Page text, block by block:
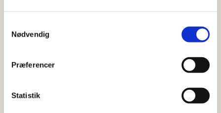
Nødvendig
Præferencer
Statistik
Vejledning
Spejderne skal udelukkende ved hjælp af de 7
verdensmålene, fordele de 17 verdensmål for